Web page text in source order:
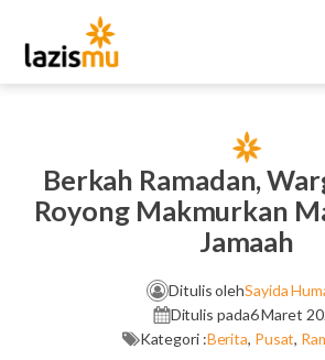
Berkah Ramadan,
Royong Makmurkan
Jamaah
Ditulis olehSayida
Ditulis pada6 Maret
Kategori :Berita, Pusat,